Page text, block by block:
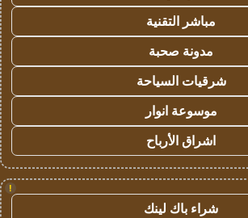
مباشر التقنية
مدونة صحبة
شرقيات السياحة
موسوعة انوار
اشراق الأرباح
!
شراء باك لينك